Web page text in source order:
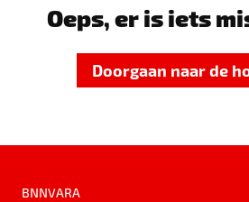
Oeps, er is iets
Doorgaan naar de
BNNVARA